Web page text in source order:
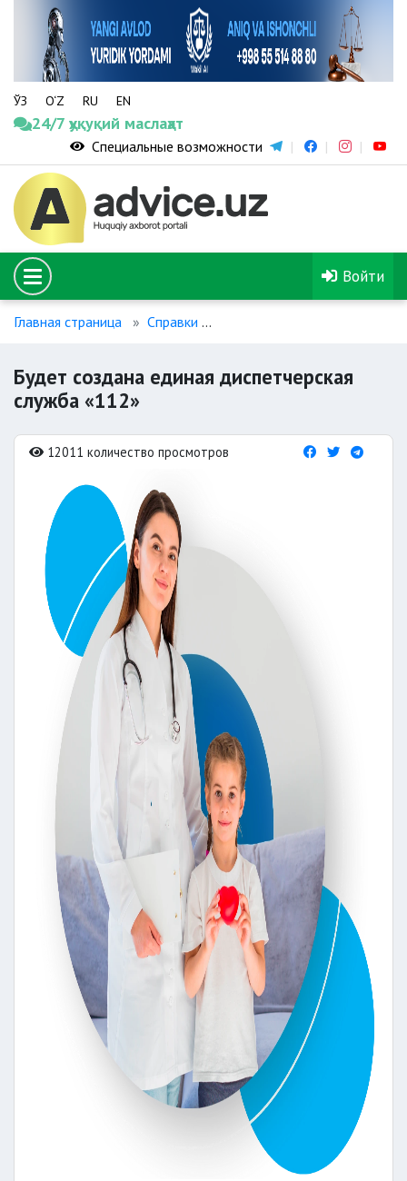
ЎЗ O‘Z RU EN
24/7 ҳуқуқий маслаҳат
Специальные возможности
Войти
Главная страница Справки
Будет создана единая диспетчерская
служба «112»
12011 количество просмотров